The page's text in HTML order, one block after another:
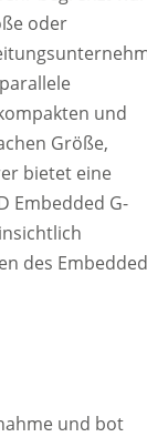
oder
und
Größe,
bietet eine
Embedded G-
des Embedded
und bot